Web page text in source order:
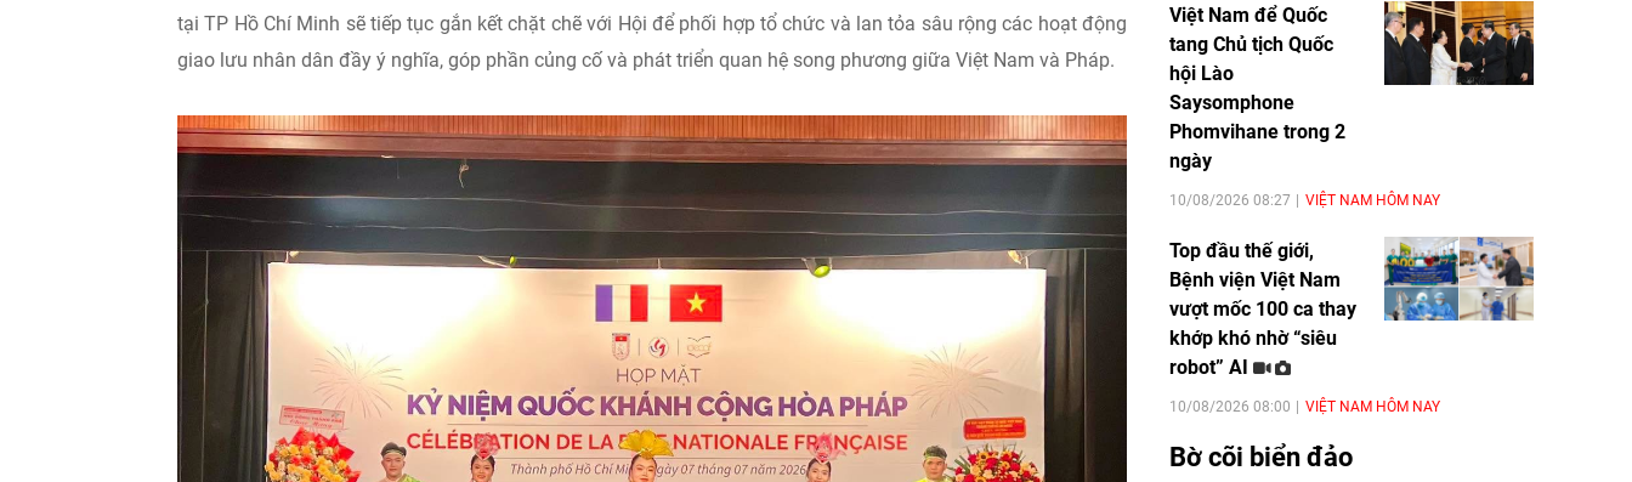
tại TP Hồ Chí Minh sẽ tiếp tục gắn kết chặt chẽ với Hội để phối hợp tổ chức và lan tỏa sâu rộng các hoạt động
giao lưu nhân dân đầy ý nghĩa, góp phần củng cố và phát triển quan hệ song phương giữa Việt Nam và Pháp.
Việt Nam để Quốc
tang Chủ tịch Quốc
hội Lào
Saysomphone
Phomvihane trong 2
ngày
10/08/2026 08:27 VIỆT NAM HÔM NAY
Top đầu thế giới,
Bệnh viện Việt Nam
vượt mốc 100 ca thay
khớp khó nhờ “siêu
robot” AI
10/08/2026 08:00 VIỆT NAM HÔM NAY
Bờ cõi biển đảo